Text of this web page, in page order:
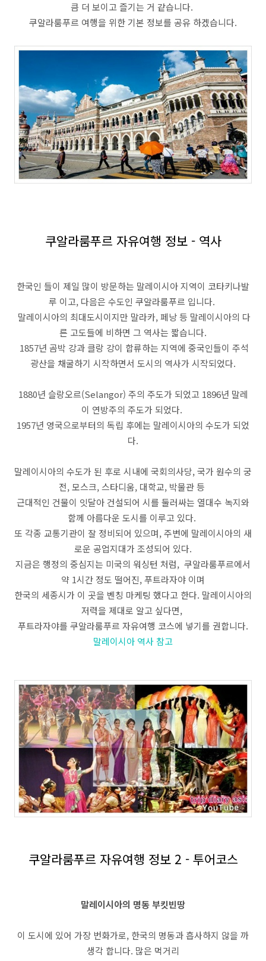
큼 더 보이고 즐기는 거 같습니다.
쿠알라룸푸르 여행을 위한 기본 정보를 공유 하겠습니다.
쿠알라룸푸르 자유여행 정보 - 역사
한국인 들이 제일 많이 방문하는 말레이시아 지역이 코타키나발
루 이고, 다음은 수도인 쿠알라룸푸르 입니다.
말레이시아의 최대도시이지만 말라카, 페낭 등 말레이시아의 다
른 고도들에 비하면 그 역사는 짧습니다.
1857년 곰박 강과 클랑 강이 합류하는 지역에 중국인들이 주석
광산을 채굴하기 시작하면서 도시의 역사가 시작되었다.
1880년 슬랑오르(Selangor) 주의 주도가 되었고 1896년 말레
이 연방주의 주도가 되었다.
1957년 영국으로부터의 독립 후에는 말레이시아의 수도가 되었
다.
말레이시아의 수도가 된 후로 시내에 국회의사당, 국가 원수의 궁
전, 모스크, 스타디움, 대학교, 박물관 등
근대적인 건물이 잇달아 건설되어 시를 둘러싸는 열대수 녹지와
함께 아름다운 도시를 이루고 있다.
또 각종 교통기관이 잘 정비되어 있으며, 주변에 말레이시아의 새
로운 공업지대가 조성되어 있다.
지금은 행정의 중심지는 미국의 워싱턴 처럼, 쿠알라룸푸르에서
약 1시간 정도 떨어진, 푸트라자야 이며
한국의 세종시가 이 곳을 벤칭 마케팅 했다고 한다. 말레이시아의
저력을 제대로 알고 싶다면,
푸트라자야를 쿠알라룸푸르 자유여행 코스에 넣기를 권합니다.
말레이시아 역사 참고
쿠알라룸푸르 자유여행 정보 2 - 투어코스
말레이시아의 명동 부킷빈땅
이 도시에 있어 가장 번화가로, 한국의 명동과 흡사하지 않을 까
생각 합니다. 많은 먹거리